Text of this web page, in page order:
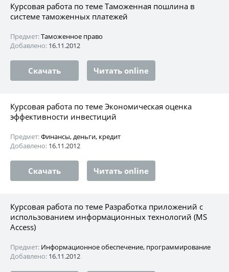
Курсовая работа по теме Таможенная пошлина в
системе таможенных платежей
Предмет:Таможенное право
Добавлено: 16.11.2012
Скачать Читать online
Курсовая работа по теме Экономическая оценка
эффективности инвестиций
Предмет:Финансы, деньги, кредит
Добавлено: 16.11.2012
Скачать Читать online
Курсовая работа по теме Разработка приложений с
использованием информационных технологий (MS
Access)
Предмет: Информационное обеспечение, программирование
Добавлено: 16.11.2012